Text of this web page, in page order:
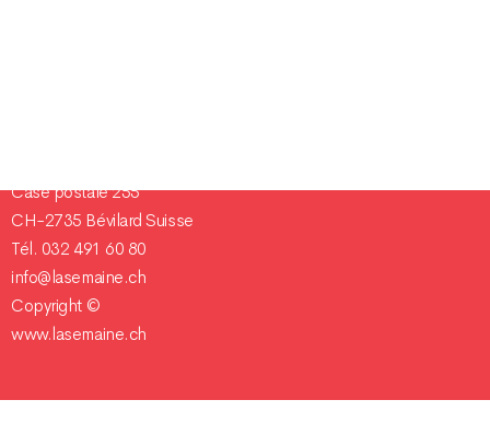
Case postale 255
CH-2735 Bévilard Suisse
Tél. 032 491 60 80
info@lasemaine.ch
Copyright ©
www.lasemaine.ch